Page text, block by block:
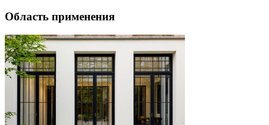
Область применения